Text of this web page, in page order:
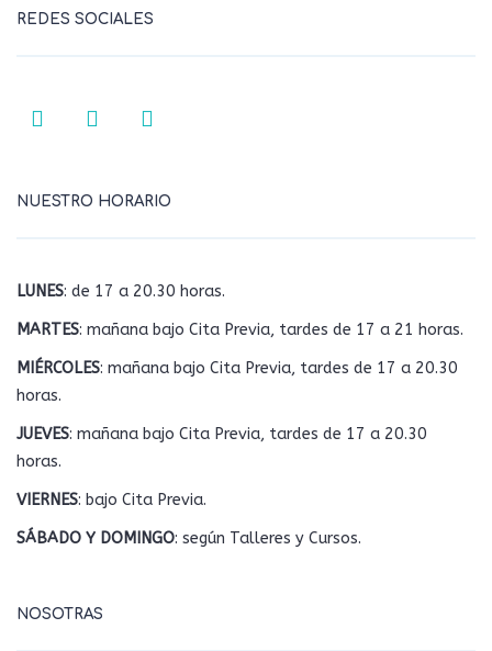
REDES SOCIALES
NUESTRO HORARIO
LUNES: de 17 a 20.30 horas.
MARTES: mañana bajo Cita Previa, tardes de 17 a 21 horas.
MIÉRCOLES: mañana bajo Cita Previa, tardes de 17 a 20.30
horas.
JUEVES: mañana bajo Cita Previa, tardes de 17 a 20.30
horas.
VIERNES: bajo Cita Previa.
SÁBADO Y DOMINGO: según Talleres y Cursos.
NOSOTRAS